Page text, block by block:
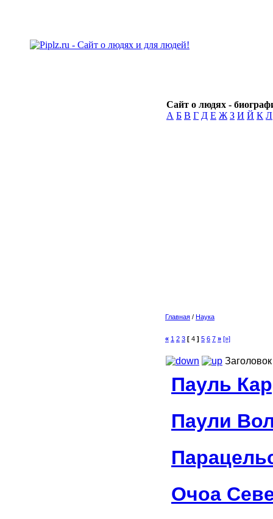
Сайт о людях -
А Б В Г Д Е Ж З И Й К Л
Главная / Наука
« 1 2 3 [ 4 ] 5 6 7 » [»]
Заголовок
Пауль
Паули
Очоа